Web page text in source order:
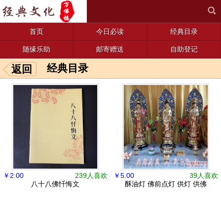
首页 今日必读 经典目录
随缘乐助 邮寄赠送 自助登记
返回 经典目录
239人喜欢
￥ 2.00
八十八佛忏悔文
39人喜欢
￥5.00
酥油灯 佛前点灯 供灯 供佛